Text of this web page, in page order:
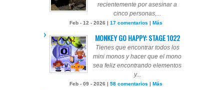
recientemente por asesinar a
cinco personas,...
Feb - 12 - 2026 | 17 comentarios | Más
MONKEY GO HAPPY: STAGE 1022
Tienes que encontrar todos los
mini monos y hacer que el mono
sea feliz encontrando elementos
y...
Feb - 09 - 2026 | 58 comentarios | Más